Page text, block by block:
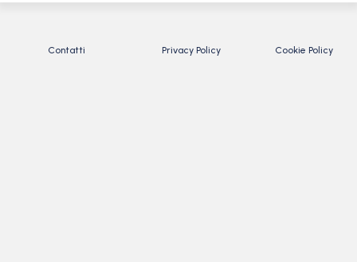
Contatti Privacy Policy Cookie Policy